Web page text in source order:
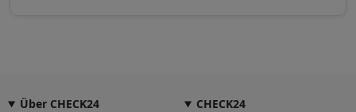
Über CHECK24
CHECK24